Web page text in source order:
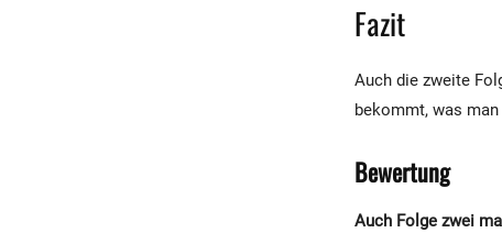
Fazit
Auch die zweite
bekommt, was
Bewertung
Auch Folge zwei